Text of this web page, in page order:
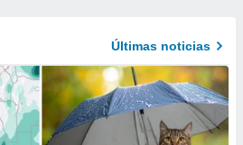
Últimas noticias